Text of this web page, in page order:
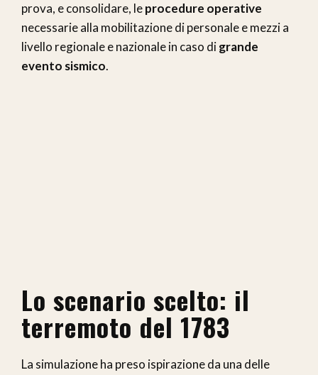
prova, e consolidare, leprocedure operative
necessarie alla mobilitazione di personale e mezzi a
livello regionale e nazionale in caso digrande
evento sismico.
Lo scenario scelto: il
terremoto del 1783
La simulazione ha preso ispirazione da una delle